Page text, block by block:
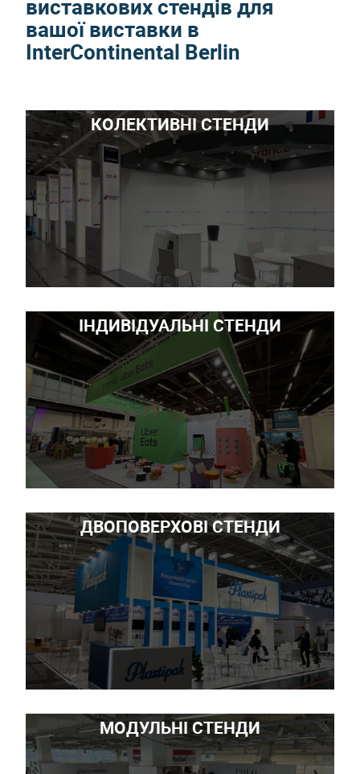
виставкових стендів для
вашої виставки в
InterContinental Berlin
КОЛЕКТИВНІ СТЕНДИ
ІНДИВІДУАЛЬНІ СТЕНДИ
ДВОПОВЕРХОВІ СТЕНДИ
МОДУЛЬНІ СТЕНДИ